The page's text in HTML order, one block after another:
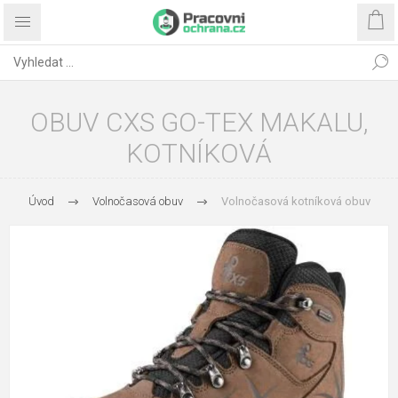
OBUV CXS GO-TEX MAKALU,
KOTNÍKOVÁ
Úvod Volnočasová obuv Volnočasová kotníková obuv